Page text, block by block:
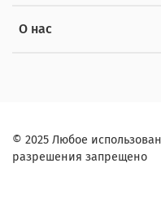
О нас
© 2025 Любое
разрешения запрещено